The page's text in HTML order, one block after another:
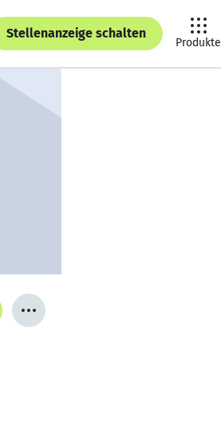
Stellenanzeige schalten
Produkte